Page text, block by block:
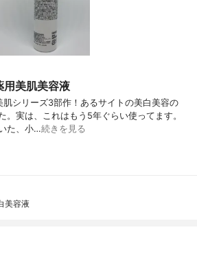
用美肌美容液
シリーズ3部作！あるサイトの美白美容の
。実は、これはもう5年ぐらい使ってます。
た、小…続きを見る
美容液